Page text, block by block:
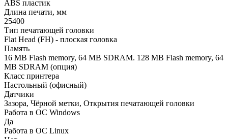
ABS пластик
Длина печати, мм
25400
Тип печатающей головки
Flat Head (FH) - плоская головка
Память
16 MB Flash memory, 64 MB SDRAM. 128 MB Flash memory, 64
MB SDRAM (опция)
Класс принтера
Настольный (офисный)
Датчики
Зазора, Чёрной метки, Открытия печатающей головки
Работа в ОС Windows
Да
Работа в ОС Linux